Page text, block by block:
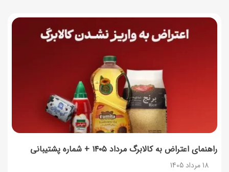
راهنمای اعتراض به کالابرگ مرداد ۱۴۰۵ + شماره پشتیبانی
18 مرداد 1405
چرا موجودی کالابرگ کم شده؟ (راهنمای پیگیری + رفع
مشکل)
ساخت فیلم سینمایی «Game of Thrones» رسماً تأیید شد
17 مرداد 1405
آموزش گام به گام برنامه شمیم کالابرگ
17 مرداد 1405